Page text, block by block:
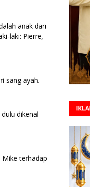
anak dari
laki: Pierre,
sang ayah.
dikenal
terhadap